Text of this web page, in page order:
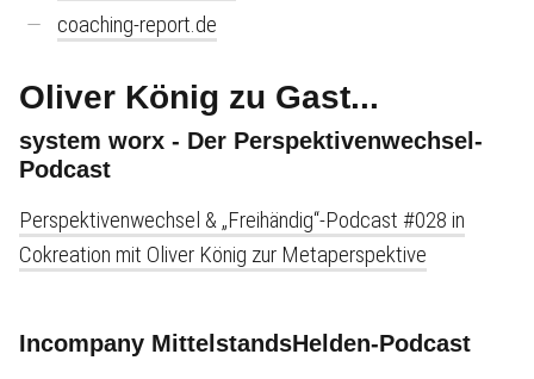
coaching-report.de
Oliver König zu Gast...
system worx - Der Perspektivenwechsel-
Podcast
Perspektivenwechsel & „Freihändig“-Podcast #028 in
Cokreation mit Oliver König zur Metaperspektive
Incompany MittelstandsHelden-Podcast